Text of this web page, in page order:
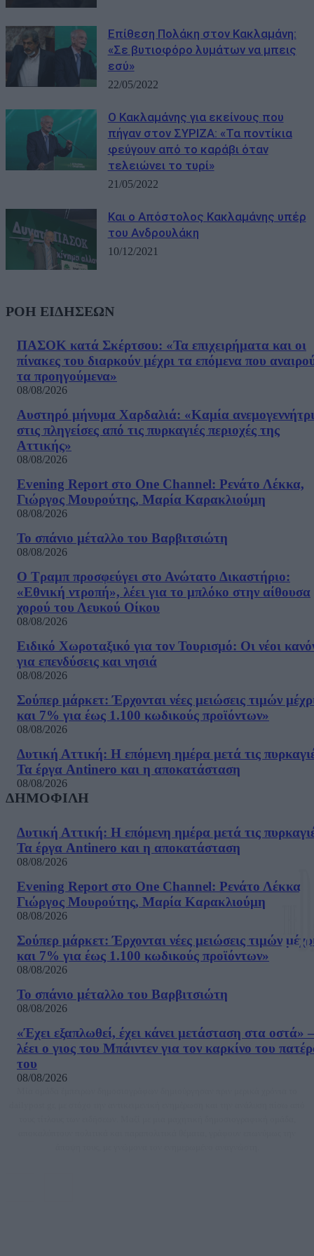
Επίθεση Πολάκη στον Κακλαμάνη:
«Σε βυτιοφόρο λυμάτων να μπεις
εσύ»
22/05/2022
Ο Κακλαμάνης για εκείνους που
πήγαν στον ΣΥΡΙΖΑ: «Τα ποντίκια
φεύγουν από το καράβι όταν
τελειώνει το τυρί»
21/05/2022
Και ο Aπόστολος Κακλαμάνης υπέρ
του Ανδρουλάκη
10/12/2021
ΡΟΗ ΕΙΔΗΣΕΩΝ
ΠΑΣΟΚ κατά Σκέρτσου: «Τα επιχειρήματα και οι
πίνακες του διαρκούν μέχρι τα επόμενα που
τα προηγούμενα»
08/08/2026
Αυστηρό μήνυμα Χαρδαλιά: «Καμία
στις πληγείσες από τις πυρκαγιές περιοχές της
Αττικής»
08/08/2026
Evening Report στο One Channel: Ρενάτο Λέκκα,
Γιώργος Μουρούτης, Μαρία Καρακλιούμη
08/08/2026
Το σπάνιο μέταλλο του Βαρβιτσιώτη
08/08/2026
Ο Τραμπ προσφεύγει στο Ανώτατο Δικαστήριο:
«Εθνική ντροπή», λέει για το μπλόκο στην αίθουσα
χορού του Λευκού Οίκου
08/08/2026
Ειδικό Χωροταξικό για τον Τουρισμό: Οι νέοι
για επενδύσεις και νησιά
08/08/2026
Σούπερ μάρκετ: Έρχονται νέες μειώσεις τιμών
και 7% για έως 1.100 κωδικούς προϊόντων»
08/08/2026
Δυτική Αττική: Η επόμενη ημέρα μετά τις
Τα έργα Antinero και η αποκατάσταση
08/08/2026
ΔΗΜΟΦΙΛΗ
Δυτική Αττική: Η επόμενη ημέρα μετά τις
Τα έργα Antinero και η αποκατάσταση
08/08/2026
Evening Report στο One Channel: Ρενάτο Λέκκα,
Γιώργος Μουρούτης, Μαρία Καρακλιούμη
08/08/2026
Σούπερ μάρκετ: Έρχονται νέες μειώσεις τιμών
και 7% για έως 1.100 κωδικούς προϊόντων»
08/08/2026
Το σπάνιο μέταλλο του Βαρβιτσιώτη
08/08/2026
«Έχει εξαπλωθεί, έχει κάνει μετάσταση στα οστά»
λέει ο γιος του Μπάιντεν για τον καρκίνο του
του
08/08/2026